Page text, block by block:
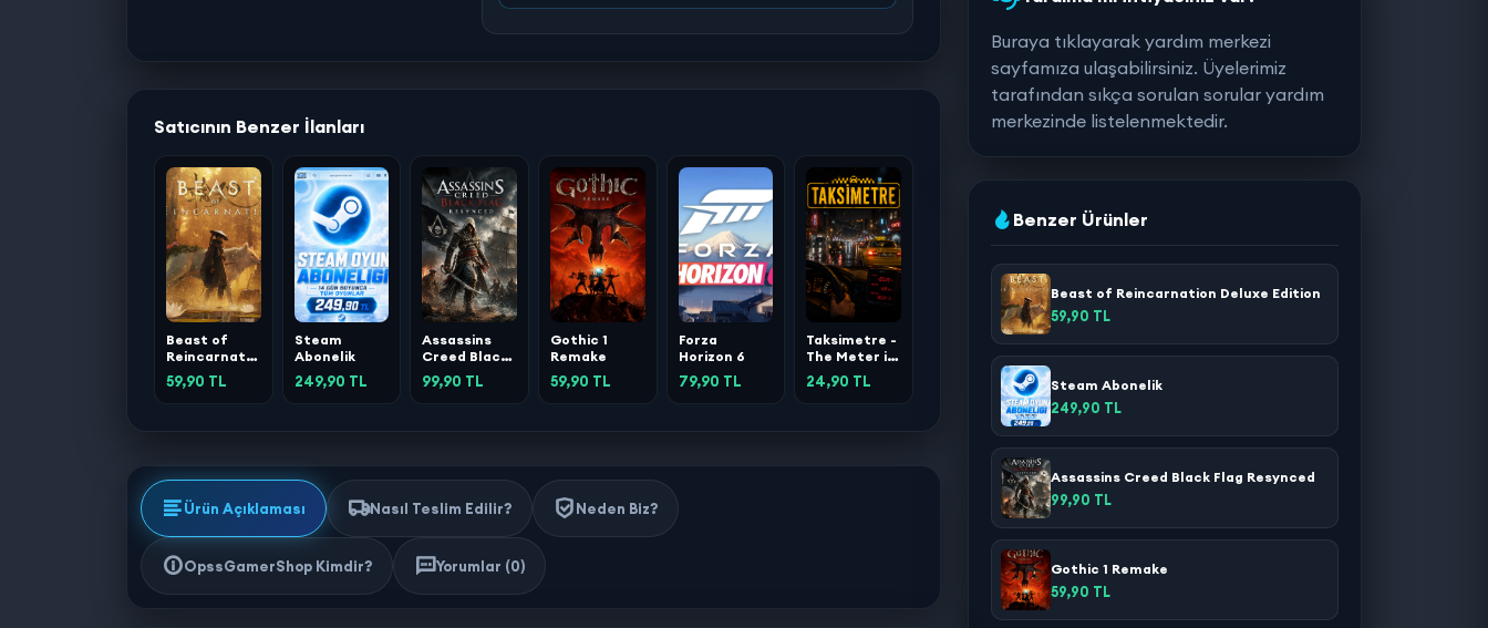
Satıcının Benzer İlanları
Beast of
Reincarnation
Deluxe
Edition
59,90 TL
Steam
Abonelik
249,90 TL
Assassins
Creed Black
Flag
Resynced
99,90 TL
Gothic 1
Remake
59,90 TL
Forza
Horizon 6
79,90 TL
Taksimetre -
The Meter is
Running
24,90 TL
Ürün Açıklaması Nasıl Teslim Edilir? Neden Biz?
OpssGamerShop Kimdir? Yorumlar (0)
Buraya tıklayarak yardım merkezi
sayfamıza ulaşabilirsiniz. Üyelerimiz
tarafından sıkça sorulan sorular yardım
merkezinde listelenmektedir.
Benzer Ürünler
Beast of Reincarnation Deluxe Edition
59,90 TL
Steam Abonelik
249,90 TL
Assassins Creed Black Flag Resynced
99,90 TL
Gothic 1 Remake
59,90 TL